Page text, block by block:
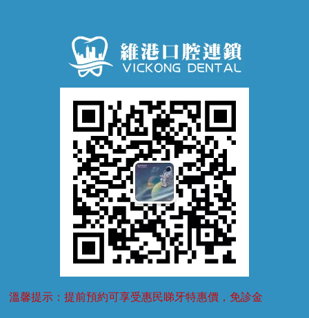
牙齦萎縮
溫馨提示：提前預約可享受惠民睇牙特惠價，免診金